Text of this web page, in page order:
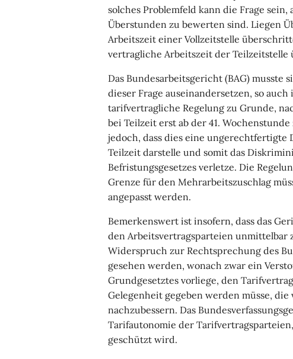
solches Problemfeld kann die Frage
Überstunden zu bewerten sind. Liegen
Arbeitszeit einer Vollzeitstelle
vertragliche Arbeitszeit der
Das Bundesarbeitsgericht (BAG)
dieser Frage auseinandersetzen, so auch
tarifvertragliche Regelung zu Grunde,
bei Teilzeit erst ab der 41.
jedoch, dass dies eine
Teilzeit darstelle und somit das
Befristungsgesetzes verletze. Die
Grenze für den Mehrarbeitszuschlag
angepasst werden.
Bemerkenswert ist insofern, dass das
den Arbeitsvertragsparteien unmittelbar
Widerspruch zur Rechtsprechung des
gesehen werden, wonach zwar ein
Grundgesetztes vorliege, den
Gelegenheit gegeben werden müsse,
nachzubessern. Das
Tarifautonomie der
geschützt wird.